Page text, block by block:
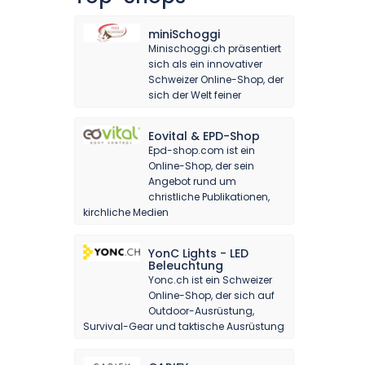
miniSchoggi
Minischoggi.ch präsentiert
sich als ein innovativer
Schweizer Online-Shop, der
sich der Welt feiner
Eovital & EPD-Shop
Epd-shop.com ist ein
Online-Shop, der sein
Angebot rund um
christliche Publikationen,
kirchliche Medien
YonC Lights - LED
Beleuchtung
Yonc.ch ist ein Schweizer
Online-Shop, der sich auf
Outdoor-Ausrüstung,
Survival-Gear und taktische Ausrüstung